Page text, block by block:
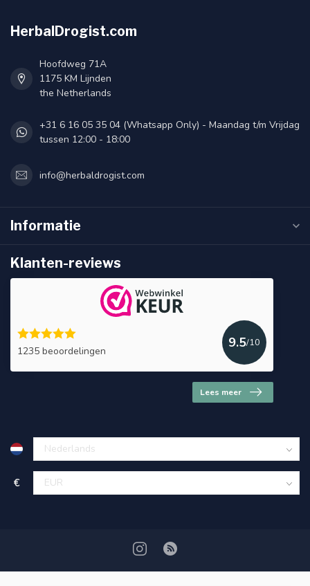
HerbalDrogist.com
Hoofdweg 71A
1175 KM Lijnden
the Netherlands
+31 6 16 05 35 04 (Whatsapp Only) - Maandag t/m Vrijdag
tussen 12:00 - 18:00
info@herbaldrogist.com
Informatie
Klanten-reviews
1235 beoordelingen
9.5/10
Lees meer
€